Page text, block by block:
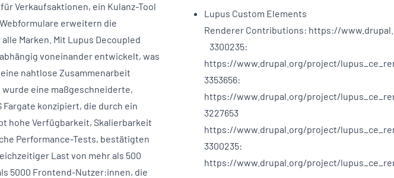
Verkaufsaktionen, ein Kulanz-Tool
erweitern die
Marken. Mit Lupus Decoupled
voneinander entwickelt, was
nahtlose Zusammenarbeit
eine maßgeschneiderte,
konzipiert, die durch ein
hohe Verfügbarkeit, Skalierbarkeit
Performance-Tests, bestätigten
Last von mehr als 500
5000 Frontend-Nutzer:innen, die
Lupus Custom Elements
Renderer Contributions: https://
3300235:
https://www.drupal.org/project/
3353656:
https://www.drupal.org/project/
3227653
https://www.drupal.org/project/
3300235:
https://www.drupal.org/project/